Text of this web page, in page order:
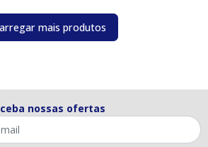
mais produtos
nossas ofertas